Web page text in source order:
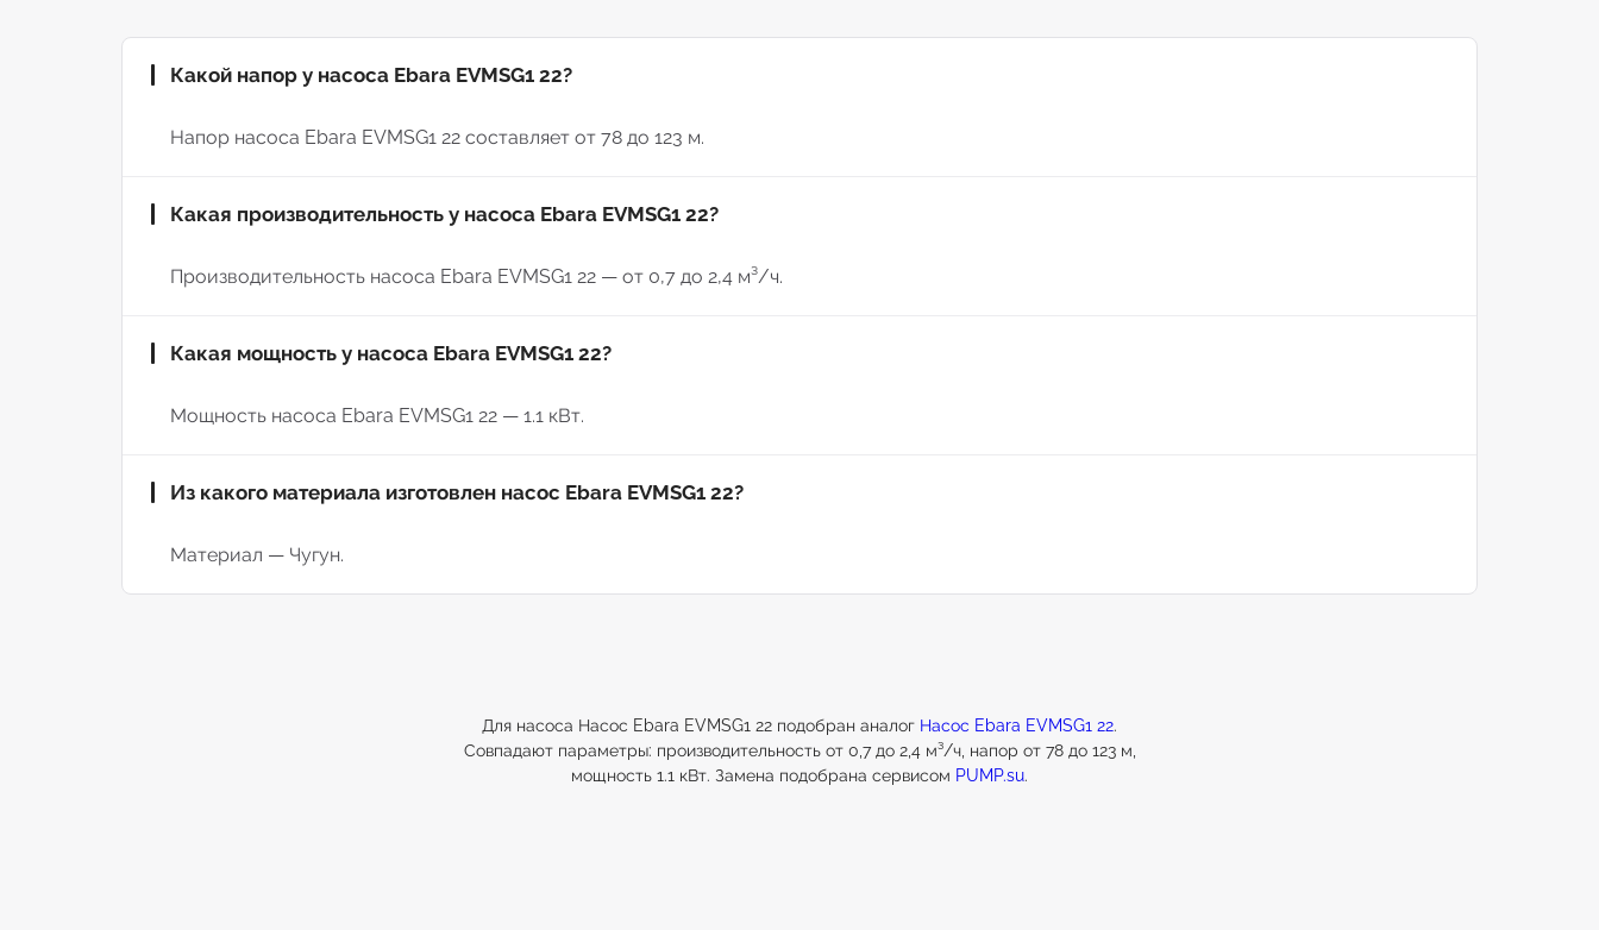
Какой напор у насоса Ebara EVMSG1 22?
Напор насоса Ebara EVMSG1 22 составляет от 78 до 123 м.
Какая производительность у насоса Ebara EVMSG1 22?
Производительность насоса Ebara EVMSG1 22 — от 0,7 до 2,4 м³/ч.
Какая мощность у насоса Ebara EVMSG1 22?
Мощность насоса Ebara EVMSG1 22 — 1.1 кВт.
Из какого материала изготовлен насос Ebara EVMSG1 22?
Материал — Чугун.
Для насоса Насос Ebara EVMSG1 22 подобран аналог Насос Ebara EVMSG1 22.
Совпадают параметры: производительность от 0,7 до 2,4 м³/ч, напор от 78 до 123 м,
мощность 1.1 кВт. Замена подобрана сервисом PUMP.su.